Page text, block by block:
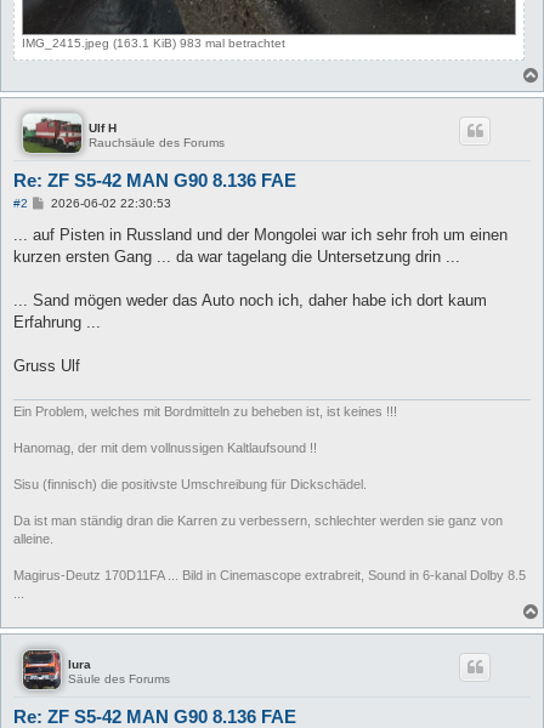
IMG_2415.jpeg (163.1 KiB) 983 mal betrachtet
Ulf H
Rauchsäule des Forums
Re: ZF S5-42 MAN G90 8.136 FAE
#2
B
i
r
2026-06-02 22:30:53
... auf Pisten in Russland und der Mongolei war ich sehr froh um einen
kurzen ersten Gang ... da war tagelang die Untersetzung drin ...
... Sand mögen weder das Auto noch ich, daher habe ich dort kaum
Erfahrung ...
Gruss Ulf
Ein Problem, welches mit Bordmitteln zu beheben ist, ist keines !!!
Hanomag, der mit dem vollnussigen Kaltlaufsound !!
Sisu (finnisch) die positivste Umschreibung für Dickschädel.
Da ist man ständig dran die Karren zu verbessern, schlechter werden sie ganz von
alleine.
Magirus-Deutz 170D11FA ... Bild in Cinemascope extrabreit, Sound in 6-kanal Dolby 8.5
lura
Säule des Forums
Re: ZF S5-42 MAN G90 8.136 FAE